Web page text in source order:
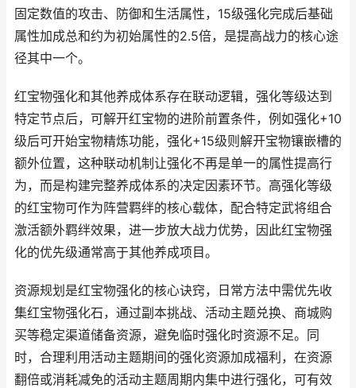
固定数值的攻击、防御和生活属性，15级强化完成后基础
属性加成总和约为初始属性的2.5倍，是提高战力的核心途
径其中一个。
红宝物强化和其他养成体系存在联动逻辑，强化等级达到
特定节点后，可解开红宝物的进阶前置条件，例如强化+10
级后可开始宝物精炼功能，强化+15级则解开宝物镶嵌槽的
额外位置，这种联动机制让强化不再是单一的属性提高行
为，而是构建完整养成体系的决定因素环节。高强化等级
的红宝物可作为阵营羁绊的核心载体，配合特定武将组合
激活额外羁绊效果，进一步放大战力优势，因此红宝物强
化的优先级通常高于其他养成项目。
资源规划是红宝物强化的核心诀窍，日常方法中需优先收
集红宝物强化石，通过副本挑战、活动主题兑换、商城购
买等稳定渠道储备资源，避免临时强化时资源不足。同
时，合理利用活动主题期间的强化资源加成福利，在资源
翻倍或消耗减免的活动主题周期内集中进行强化，可有效